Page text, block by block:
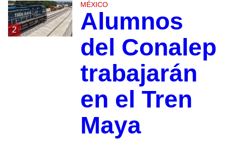
2
MÉXICO
Alumnos
del Conalep
trabajarán
en el Tren
Maya